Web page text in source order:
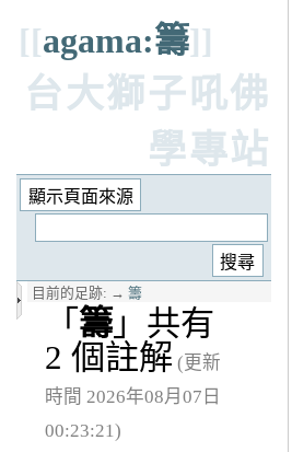
[[agama:籌]]
台大獅子吼佛
學專站
目前的足跡: → 籌
「 籌」共有
2 個註解 (更新
時間 2026年08月07日
00:23:21)